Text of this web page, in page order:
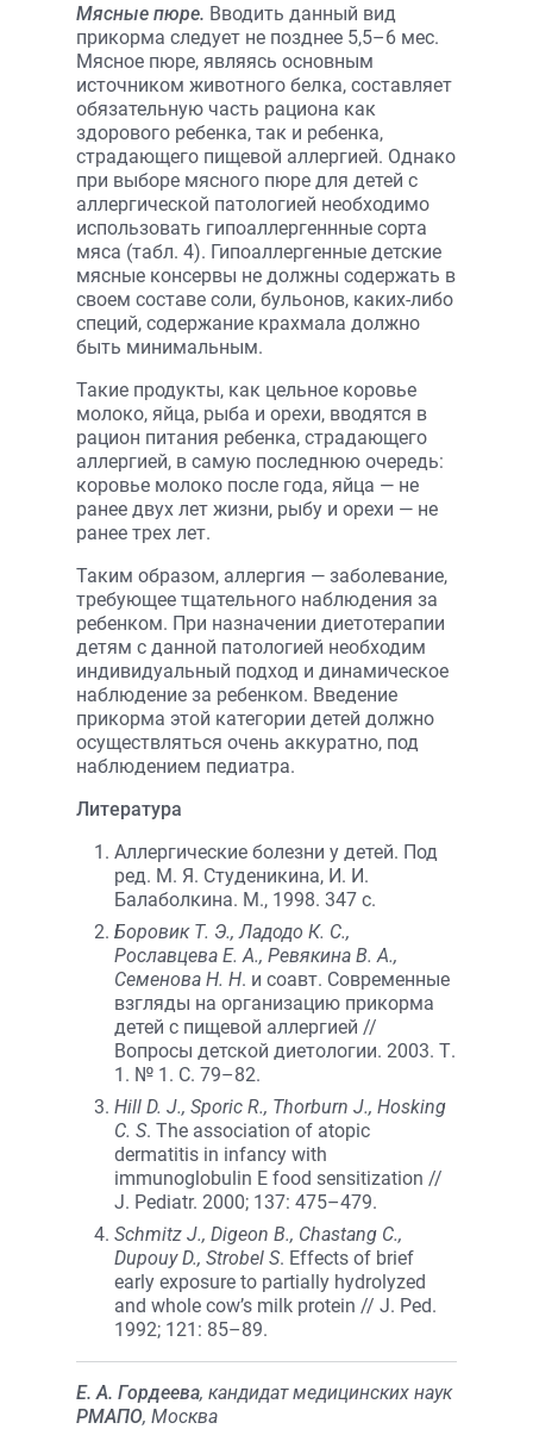
Мясные пюре. Вводить данный вид
прикорма следует не позднее 5,5–6 мес.
Мясное пюре, являясь основным
источником животного белка, составляет
обязательную часть рациона как
здорового ребенка, так и ребенка,
страдающего пищевой аллергией. Однако
при выборе мясного пюре для детей с
аллергической патологией необходимо
использовать гипоаллергеннные сорта
мяса (табл. 4). Гипоаллергенные детские
мясные консервы не должны содержать в
своем составе соли, бульонов, каких-либо
специй, содержание крахмала должно
быть минимальным.
Такие продукты, как цельное коровье
молоко, яйца, рыба и орехи, вводятся в
рацион питания ребенка, страдающего
аллергией, в самую последнюю очередь:
коровье молоко после года, яйца — не
ранее двух лет жизни, рыбу и орехи — не
ранее трех лет.
Таким образом, аллергия — заболевание,
требующее тщательного наблюдения за
ребенком. При назначении диетотерапии
детям с данной патологией необходим
индивидуальный подход и динамическое
наблюдение за ребенком. Введение
прикорма этой категории детей должно
осуществляться очень аккуратно, под
наблюдением педиатра.
Литература
Аллергические болезни у детей. Под
ред. М. Я. Студеникина, И. И.
Балаболкина. М., 1998. 347 с.
Боровик Т. Э., Ладодо К. С.,
Рославцева Е. А., Ревякина В. А.,
Семенова Н. Н. и соавт. Современные
взгляды на организацию прикорма
детей с пищевой аллергией //
Вопросы детской диетологии. 2003. Т.
1. № 1. С. 79–82.
Hill D. J., Sporic R., Thorburn J., Hosking
C. S. The association of atopic
dermatitis in infancy with
immunoglobulin E food sensitization //
J. Pediatr. 2000; 137: 475–479.
Schmitz J., Digeon B., Chastang C.,
Dupouy D., Strobel S. Effects of brief
early exposure to partially hydrolyzed
and whole cow’s milk protein // J. Ped.
1992; 121: 85–89.
Е. А. Гордеева, кандидат медицинских наук
РМАПО, Москва